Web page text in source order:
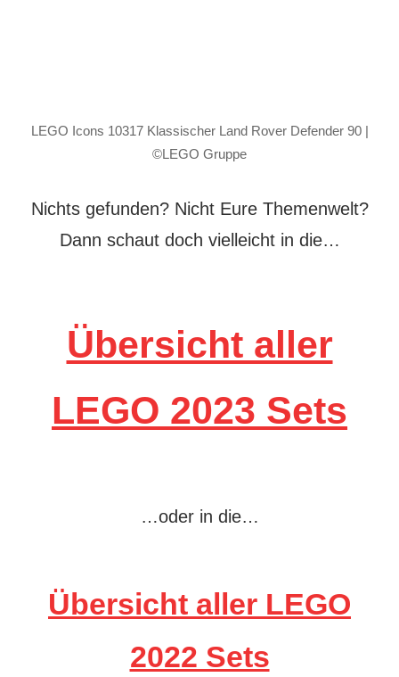
LEGO Icons 10317 Klassischer Land Rover Defender 90 |
©LEGO Gruppe
Nichts gefunden? Nicht Eure Themenwelt?
Dann schaut doch vielleicht in die…
Übersicht aller
LEGO 2023 Sets
…oder in die…
Übersicht aller LEGO
2022 Sets